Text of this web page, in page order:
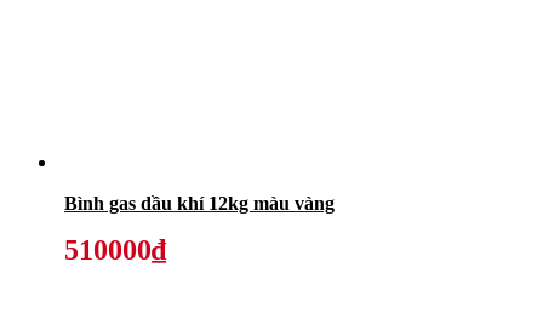
Bình gas dầu khí 12kg màu vàng
510000₫